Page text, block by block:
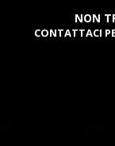
NON
CONTATTACI